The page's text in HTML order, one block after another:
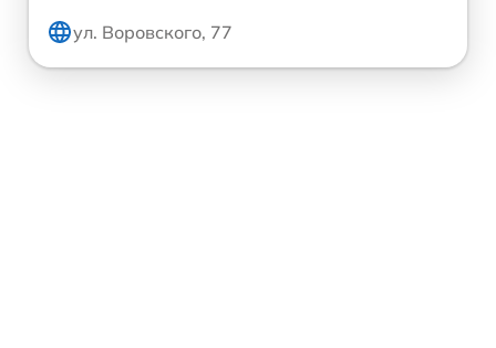
ул. Воровского, 77